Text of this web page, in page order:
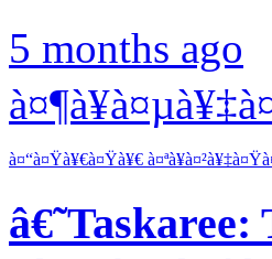
5 months ago
à¤“à¤Ÿà¥€à¤Ÿà¥€